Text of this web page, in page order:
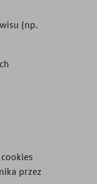
(np.
przez